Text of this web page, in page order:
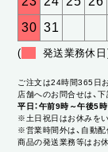
30 31
( 発送業務休
ご注文は24時間365日
店舗へのお問合せは、
平日：午前9時～午後5時
※土日祝日はお休みを
※営業時間外は、自動配
商品の発送業務等はお